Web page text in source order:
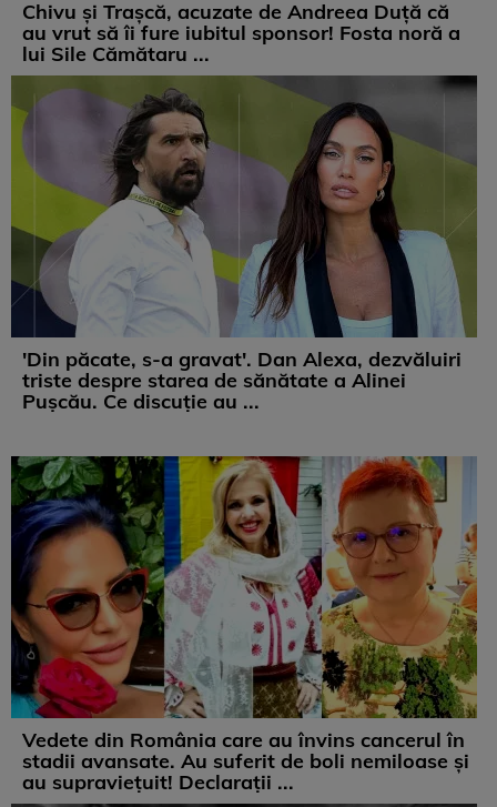
Chivu și Trașcă, acuzate de Andreea Duță că
au vrut să îi fure iubitul sponsor! Fosta noră a
lui Sile Cămătaru ...
'Din păcate, s-a gravat'. Dan Alexa, dezvăluiri
triste despre starea de sănătate a Alinei
Pușcău. Ce discuție au ...
Vedete din România care au învins cancerul în
stadii avansate. Au suferit de boli nemiloase şi
au supravieţuit! Declarații ...